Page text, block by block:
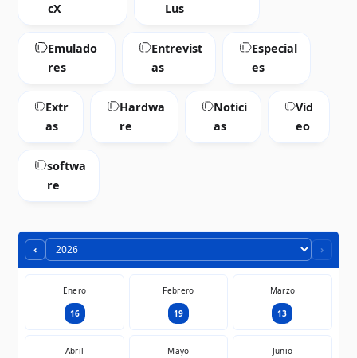
cX
Lus
Emulado
res
Entrevist
as
Especial
es
Extr
as
Hardwa
re
Notici
as
Vid
eo
softwa
re
‹ ›
Enero
16
Febrero
19
Marzo
13
Abril Mayo Junio